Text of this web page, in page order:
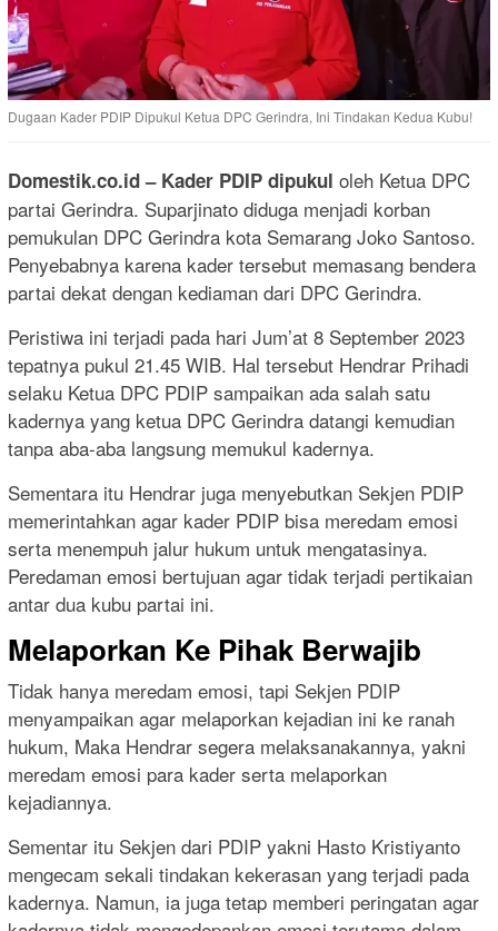
Dugaan Kader PDIP Dipukul Ketua DPC Gerindra, Ini Tindakan Kedua Kubu!
Domestik.co.id– Kader PDIP dipukul oleh Ketua DPC
partai Gerindra. Suparjinato diduga menjadi korban
pemukulan DPC Gerindra kota Semarang Joko Santoso.
Penyebabnya karena kader tersebut memasang bendera
partai dekat dengan kediaman dari DPC Gerindra.
Peristiwa ini terjadi pada hari Jum’at 8 September 2023
tepatnya pukul 21.45 WIB. Hal tersebut Hendrar Prihadi
selaku Ketua DPC PDIP sampaikan ada salah satu
kadernya yang ketua DPC Gerindra datangi kemudian
tanpa aba-aba langsung memukul kadernya.
Sementara itu Hendrar juga menyebutkan Sekjen PDIP
memerintahkan agar kader PDIP bisa meredam emosi
serta menempuh jalur hukum untuk mengatasinya.
Peredaman emosi bertujuan agar tidak terjadi pertikaian
antar dua kubu partai ini.
Melaporkan Ke Pihak Berwajib
Tidak hanya meredam emosi, tapi Sekjen PDIP
menyampaikan agar melaporkan kejadian ini ke ranah
hukum, Maka Hendrar segera melaksanakannya, yakni
meredam emosi para kader serta melaporkan
kejadiannya.
Sementar itu Sekjen dari PDIP yakni Hasto Kristiyanto
mengecam sekali tindakan kekerasan yang terjadi pada
kadernya. Namun, ia juga tetap memberi peringatan agar